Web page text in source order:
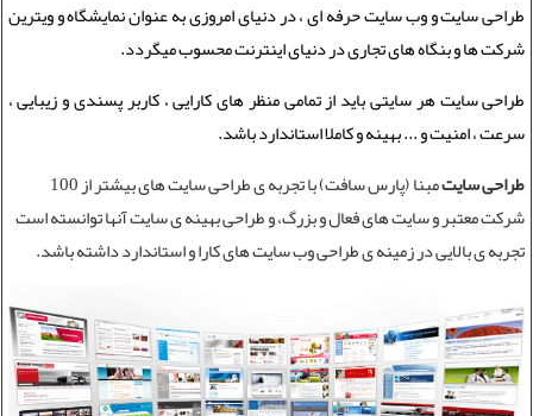
طراحی سایت و وب سایت حرفه ای ،در دنیای امروزی به عنوان نمایشگاه و ویترین
شرکت ها و بنگاه های تجاری در دنیای اینترنت محسوب میگردد.
طراحی سایتهر سایتی باید از تمامی منظر های کارایی ، کاربر پسندی و زیبایی ،
سرعت ، امنیت و ... بهینه و کاملا استاندارد باشد.
طراحی سایت
مبنا (پارس سافت) با تجربه ی طراحی سایت های بیشتر از 100
شرکت معتبر و سایت های فعال و بزرگ، و طراحی بهینه ی سایت آنها توانسته است
تجربه ی بالایی در زمینه ی طراحی وب سایت های کارا و استاندارد داشته باشد.